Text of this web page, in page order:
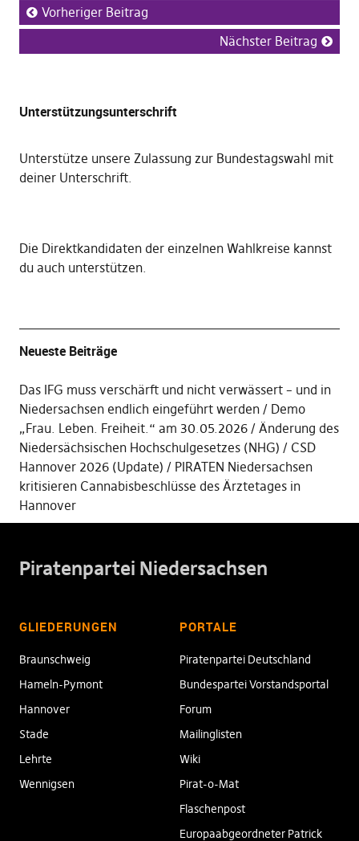
Vorheriger Beitrag
Nächster Beitrag
Unterstützungsunterschrift
Unterstütze unsere Zulassung zur Bundestagswahl mit
deiner Unterschrift.
Die Direktkandidaten der einzelnen Wahlkreise kannst
du auch unterstützen.
Neueste Beiträge
Das IFG muss verschärft und nicht verwässert – und in
Niedersachsen endlich eingeführt werden
Demo
„Frau. Leben. Freiheit.“ am 30.05.2026
Änderung des
Niedersächsischen Hochschulgesetzes (NHG)
CSD
Hannover 2026 (Update)
PIRATEN Niedersachsen
kritisieren Cannabisbeschlüsse des Ärztetages in
Hannover
Piratenpartei Niedersachsen
GLIEDERUNGEN
Braunschweig
Hameln-Pymont
Hannover
Stade
Lehrte
Wennigsen
PORTALE
Piratenpartei Deutschland
Bundespartei Vorstandsportal
Forum
Mailinglisten
Wiki
Pirat-o-Mat
Flaschenpost
Europaabgeordneter Patrick